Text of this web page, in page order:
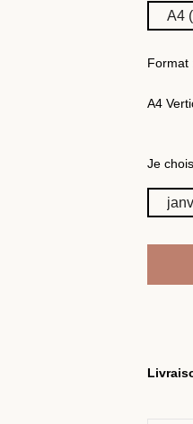
Format
A4
Je